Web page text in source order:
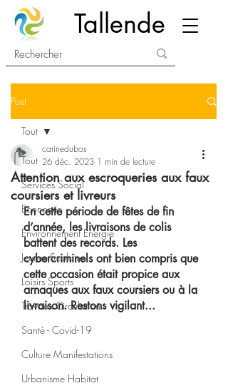
Tallende
Post
Tout
Services Social
Economie
Environnement Energie
Jeunes Scolaire
Loisirs Sports
Travaux Circulation
Santé - Covid-19
Culture Manifestations
Urbanisme Habitat
Tout
Attention aux escroqueries aux faux
coursiers et livreurs
carinedubos
26 déc. 2023 1 min de lecture
En cette période de fêtes de fin
d’année, les livraisons de colis
battent des records. Les
cybercriminels ont bien compris que
cette occasion était propice aux
arnaques aux faux coursiers ou à la
livraison. Restons vigilant...